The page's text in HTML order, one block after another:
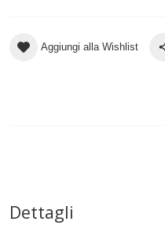
Aggiungi alla Wishlist
Dettagli